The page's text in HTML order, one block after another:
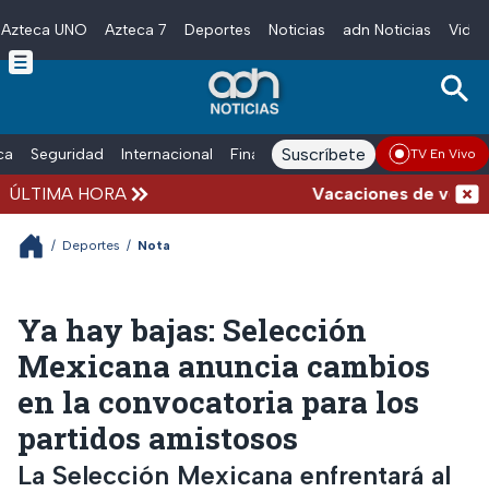
Skip to main content
Azteca UNO Azteca 7 Deportes Noticias adn Noticias
Seguridad Internacional Finanzas adn Noticias Radio
Suscríbete TV En Vivo
ÚLTIMA HORA Vacaciones de verano
/ Deportes / Nota
Ya hay bajas: Selección
Mexicana anuncia cambios
en la convocatoria para los
partidos amistosos
La Selección Mexicana enfrentará al